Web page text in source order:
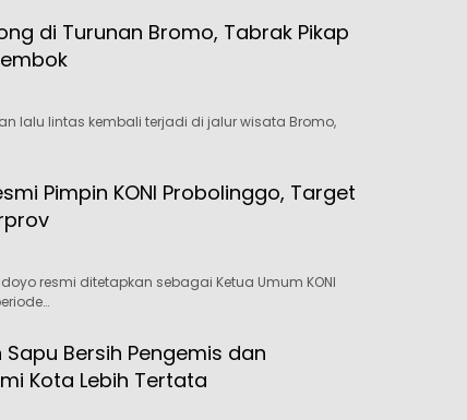
di Turunan Bromo, Tabrak Pikap
lalu lintas kembali terjadi di jalur wisata Bromo,
Pimpin KONI Probolinggo, Target
resmi ditetapkan sebagai Ketua Umum KONI
Bersih Pengemis dan
Kota Lebih Tertata